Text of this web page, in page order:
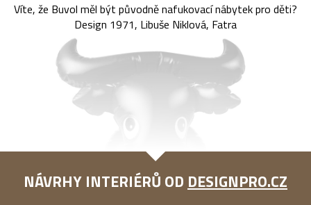
Víte, že Buvol měl být původně nafukovací nábytek pro děti?
Design 1971, Libuše Niklová, Fatra
NÁVRHY INTERIÉRŮ OD DESIGNPRO.CZ